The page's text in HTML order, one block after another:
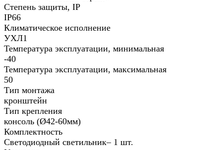
Степень защиты, IP
IP66
Климатическое исполнение
УХЛ1
Температура эксплуатации, минимальная
-40
Температура эксплуатации, максимальная
50
Тип монтажа
кронштейн
Тип крепления
консоль (Ø42-60мм)
Комплектность
Светодиодный светильник– 1 шт.